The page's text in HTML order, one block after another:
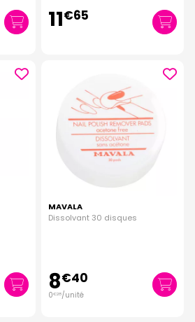
11€65
MAVALA
Dissolvant 30 disques
8€40
0€28/unité